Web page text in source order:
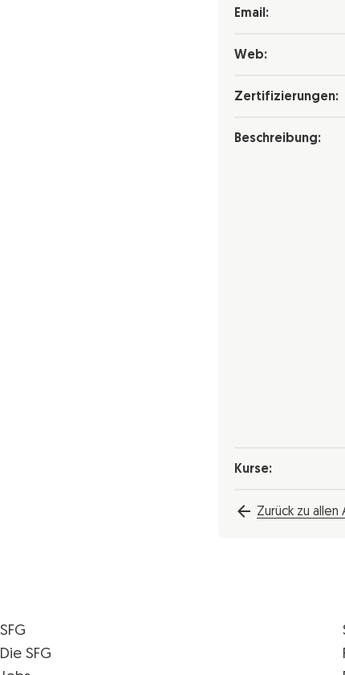
Email:
Web:
Zertifizierungen:
Beschreibung:
Kurse:
Zurück zu allen
SFG
Die SFG